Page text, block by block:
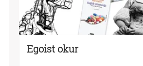
Egoist okur